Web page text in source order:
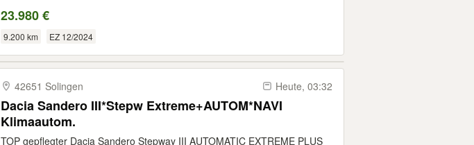
23.980 €
9.200 km EZ 12/2024
42651 Solingen Heute, 03:32
Dacia Sandero III*Stepw Extreme+AUTOM*NAVI
Klimaautom.
TOP gepflegter Dacia Sandero Stepway III AUTOMATIC EXTREME PLUS